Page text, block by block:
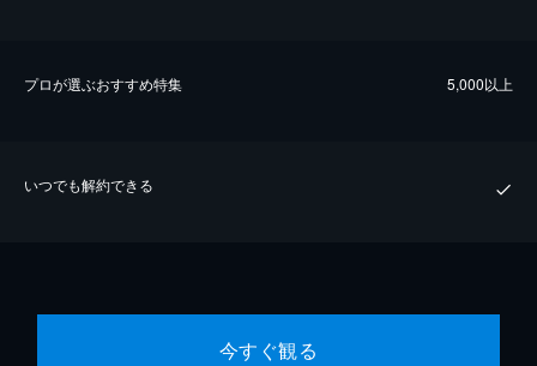
プロが選ぶおすすめ特集 5,000以上
いつでも解約できる
今すぐ観る